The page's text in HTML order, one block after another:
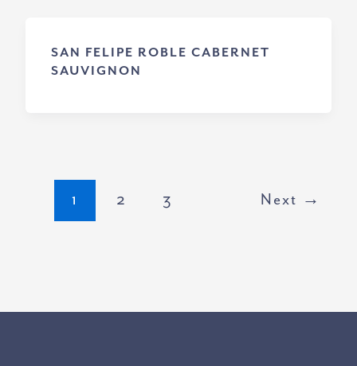
SAN FELIPE ROBLE CABERNET
SAUVIGNON
1 2 3 Next →